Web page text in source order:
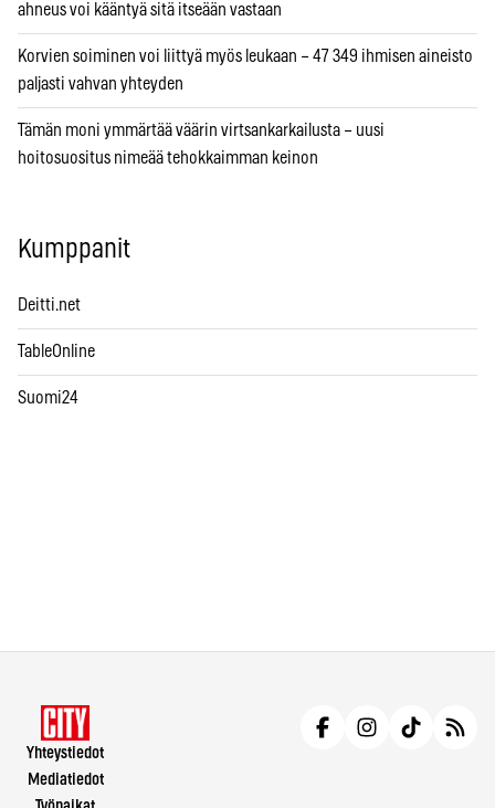
ahneus voi kääntyä sitä itseään vastaan
Korvien soiminen voi liittyä myös leukaan – 47 349 ihmisen aineisto
paljasti vahvan yhteyden
Tämän moni ymmärtää väärin virtsankarkailusta – uusi
hoitosuositus nimeää tehokkaimman keinon
Kumppanit
Deitti.net
TableOnline
Suomi24
Yhteystiedot
Mediatiedot